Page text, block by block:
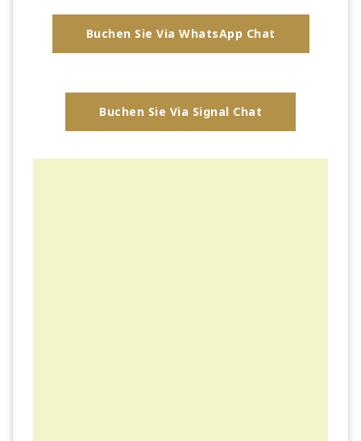
Buchen Sie Via WhatsApp Chat
Buchen Sie Via Signal Chat